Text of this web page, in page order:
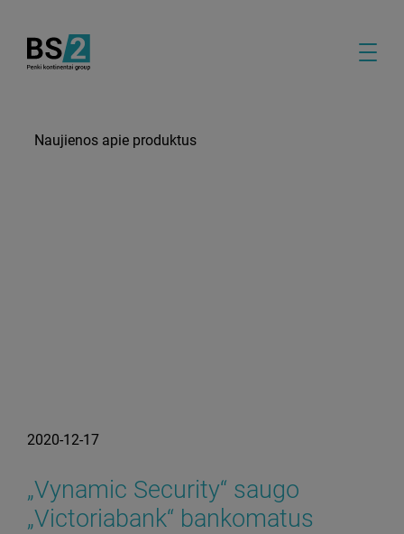
Naujienos apie produktus
2020-12-17
„Vynamic Security“ saugo
„Victoriabank“ bankomatus